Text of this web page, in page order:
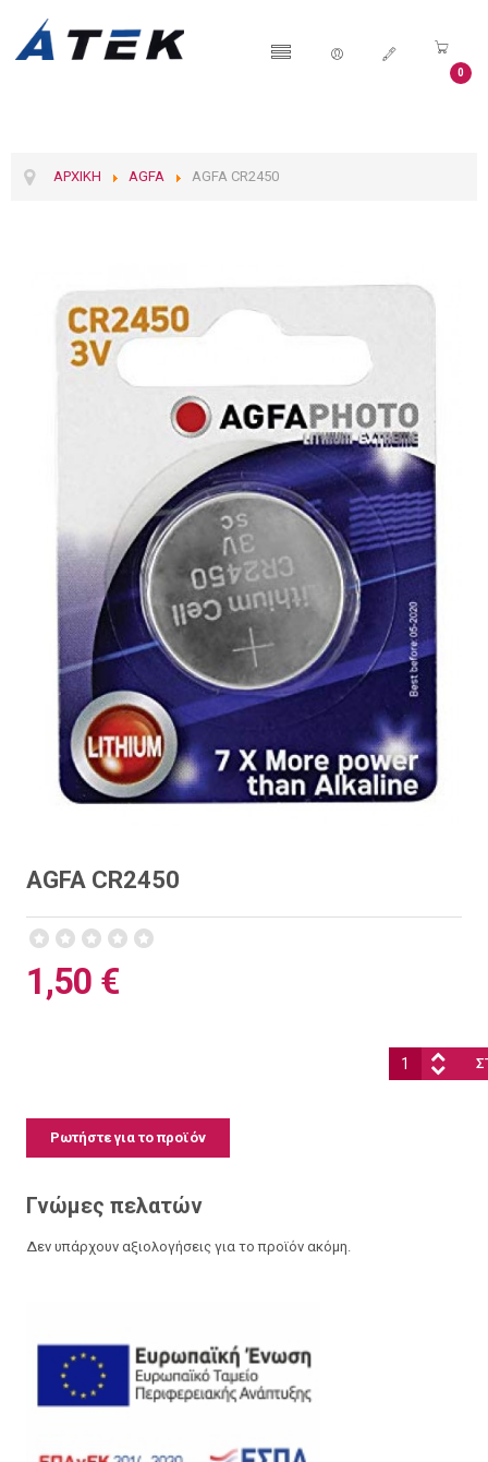
0
ΑΡΧΙΚΉ AGFA AGFA CR2450
AGFA CR2450
1,50 €
Ποσότητα:
Ρωτήστε για το προϊόν
Γνώμες πελατών
Δεν υπάρχουν αξιολογήσεις για το προϊόν ακόμη.